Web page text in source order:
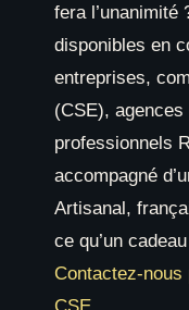
fera
disponibles en
entreprises,
(CSE),
professionnels
accompagné
Artisanal,
ce qu’un
Contactez-nous
CSE